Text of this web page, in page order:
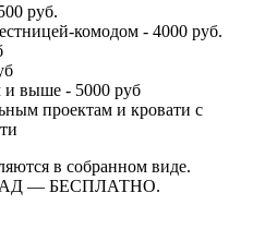
руб.
комодом - 4000 руб.
и выше - 5000 руб
проектам и кровати с
в собранном виде.
— БЕСПЛАТНО.